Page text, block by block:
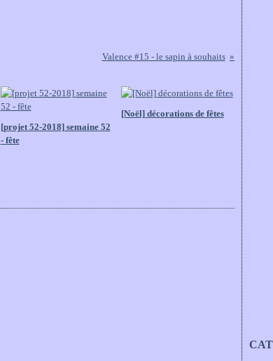
Valence #15 - le sapin à souhaits
[projet 52-2018] semaine 52
- fête
[Noël] décorations de fêtes